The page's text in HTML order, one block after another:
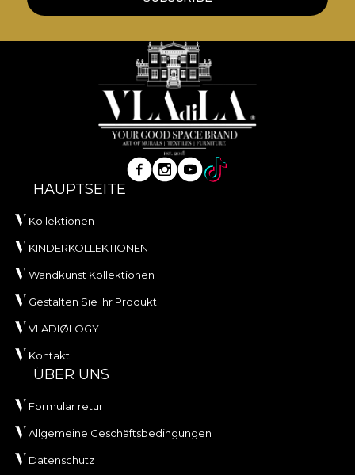
HAUPTSEITE
Kollektionen
KINDERKOLLEKTIONEN
Wandkunst Kollektionen
Gestalten Sie Ihr Produkt
VLADIØLOGY
Kontakt
ÜBER UNS
Formular retur
Allgemeine Geschäftsbedingungen
Datenschutz